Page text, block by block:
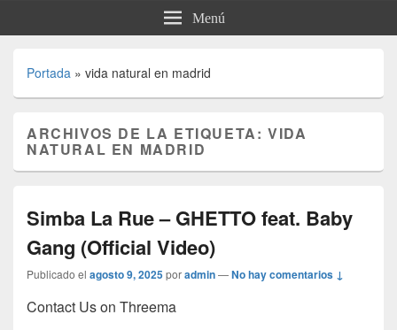
Menú
Portada » vida natural en madrid
ARCHIVOS DE LA ETIQUETA:VIDA
NATURAL EN MADRID
Simba La Rue – GHETTO feat. Baby
Gang (Official Video)
Publicado el agosto 9, 2025poradmin—No hay comentarios ↓
Contact Us on Threema